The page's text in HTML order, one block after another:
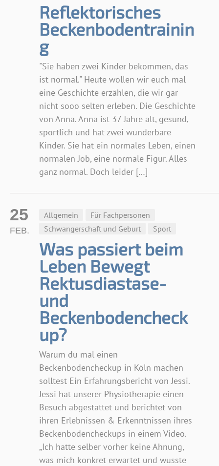
Reflektorisches
Beckenbodentrainin
g
"Sie haben zwei Kinder bekommen, das
ist normal." Heute wollen wir euch mal
eine Geschichte erzählen, die wir gar
nicht sooo selten erleben. Die Geschichte
von Anna. Anna ist 37 Jahre alt, gesund,
sportlich und hat zwei wunderbare
Kinder. Sie hat ein normales Leben, einen
normalen Job, eine normale Figur. Alles
ganz normal. Doch leider […]
Allgemein
Für Fachpersonen
Schwangerschaft und Geburt
Sport
Was passiert beim
Leben Bewegt
Rektusdiastase-
und
Beckenbodencheck
up?
Warum du mal einen
Beckenbodencheckup in Köln machen
solltest Ein Erfahrungsbericht von Jessi.
Jessi hat unserer Physiotherapie einen
Besuch abgestattet und berichtet von
ihren Erlebnissen & Erkenntnissen ihres
Beckenbodencheckups in einem Video.
„Ich hatte selber vorher keine Ahnung,
was mich konkret erwartet und wusste
25
FEB.